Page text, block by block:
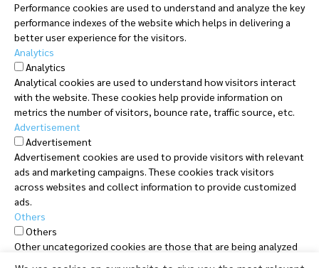
Performance cookies are used to understand and analyze the key
performance indexes of the website which helps in delivering a
better user experience for the visitors.
Analytics
Analytics
Analytical cookies are used to understand how visitors interact
with the website. These cookies help provide information on
metrics the number of visitors, bounce rate, traffic source, etc.
Advertisement
Advertisement
Advertisement cookies are used to provide visitors with relevant
ads and marketing campaigns. These cookies track visitors
across websites and collect information to provide customized
ads.
Others
Others
Other uncategorized cookies are those that are being analyzed